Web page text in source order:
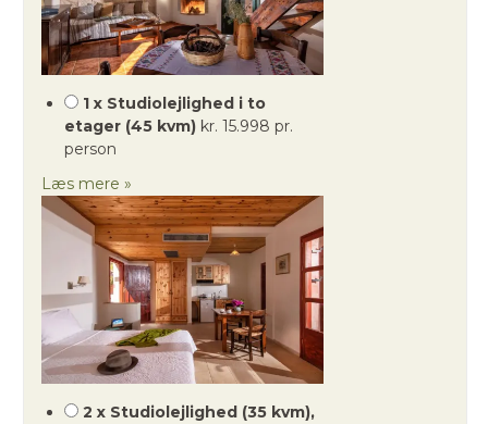
1 x Studiolejlighed i to
etager (45 kvm) kr. 15.998 pr.
person
Læs mere »
2 x Studiolejlighed (35 kvm),